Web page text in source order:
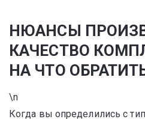
НЮАНСЫ
КАЧЕСТВО
НА ЧТО
\n
Когда вы определились с